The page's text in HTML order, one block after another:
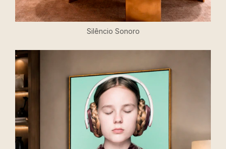
Silêncio Sonoro